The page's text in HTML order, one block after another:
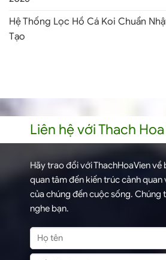
Hệ Thống Lọc Hồ Cá Koi Chuẩn
Tạo
Liên hệ với Thach
Hãy trao đổi với ThachHoaVien về
quan tâm đến kiến trúc cảnh quan
của chúng đến cuộc sống. Chúng
nghe bạn.